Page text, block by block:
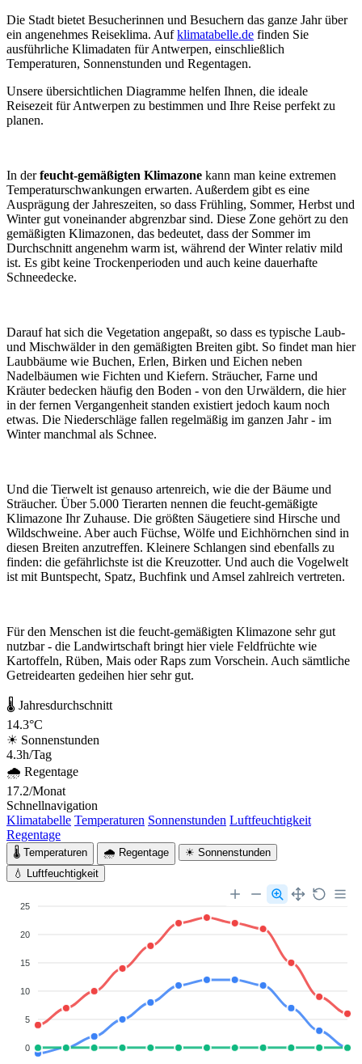
Die Stadt bietet Besucherinnen und Besuchern das ganze Jahr über
ein angenehmes Reiseklima. Aufklimatabelle.de finden Sie
ausführliche Klimadaten für Antwerpen, einschließlich
Temperaturen, Sonnenstunden und Regentagen.
Unsere übersichtlichen Diagramme helfen Ihnen, die ideale
Reisezeit für Antwerpen zu bestimmen und Ihre Reise perfekt zu
planen.
In derfeucht-gemäßigten Klimazone kann man keine extremen
Temperaturschwankungen erwarten. Außerdem gibt es eine
Ausprägung der Jahreszeiten, so dass Frühling, Sommer, Herbst und
Winter gut voneinander abgrenzbar sind. Diese Zone gehört zu den
gemäßigten Klimazonen, das bedeutet, dass der Sommer im
Durchschnitt angenehm warm ist, während der Winter relativ mild
ist. Es gibt keine Trockenperioden und auch keine dauerhafte
Schneedecke.
Darauf hat sich die Vegetation angepaßt, so dass es typische Laub-
und Mischwälder in den gemäßigten Breiten gibt. So findet man hier
Laubbäume wie Buchen, Erlen, Birken und Eichen neben
Nadelbäumen wie Fichten und Kiefern. Sträucher, Farne und
Kräuter bedecken häufig den Boden - von den Urwäldern, die hier
in der fernen Vergangenheit standen existiert jedoch kaum noch
etwas. Die Niederschläge fallen regelmäßig im ganzen Jahr - im
Winter manchmal als Schnee.
Und die Tierwelt ist genauso artenreich, wie die der Bäume und
Sträucher. Über 5.000 Tierarten nennen die feucht-gemäßigte
Klimazone Ihr Zuhause. Die größten Säugetiere sind Hirsche und
Wildschweine. Aber auch Füchse, Wölfe und Eichhörnchen sind in
diesen Breiten anzutreffen. Kleinere Schlangen sind ebenfalls zu
finden: die gefährlichste ist die Kreuzotter. Und auch die Vogelwelt
ist mit Buntspecht, Spatz, Buchfink und Amsel zahlreich vertreten.
Für den Menschen ist die feucht-gemäßigten Klimazone sehr gut
nutzbar - die Landwirtschaft bringt hier viele Feldfrüchte wie
Kartoffeln, Rüben, Mais oder Raps zum Vorschein. Auch sämtliche
Getreidearten gedeihen hier sehr gut.
🌡 Jahresdurchschnitt
14.3°C
☀ Sonnenstunden
4.3h/Tag
🌧 Regentage
17.2/Monat
Schnellnavigation
Klimatabelle Temperaturen Sonnenstunden Luftfeuchtigkeit
Regentage
🌡 Temperaturen 🌧 Regentage
☀ Sonnenstunden
💧 Luftfeuchtigkeit
25
20
15
10
5
0